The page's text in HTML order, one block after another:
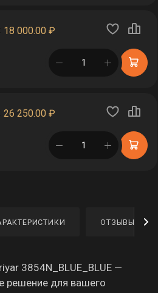
18 000.00 ₽
в корзине
26 250.00 ₽
в корзине
ОТЗЫВЫ
3854N_BLUE_BLUE —
решение для вашего